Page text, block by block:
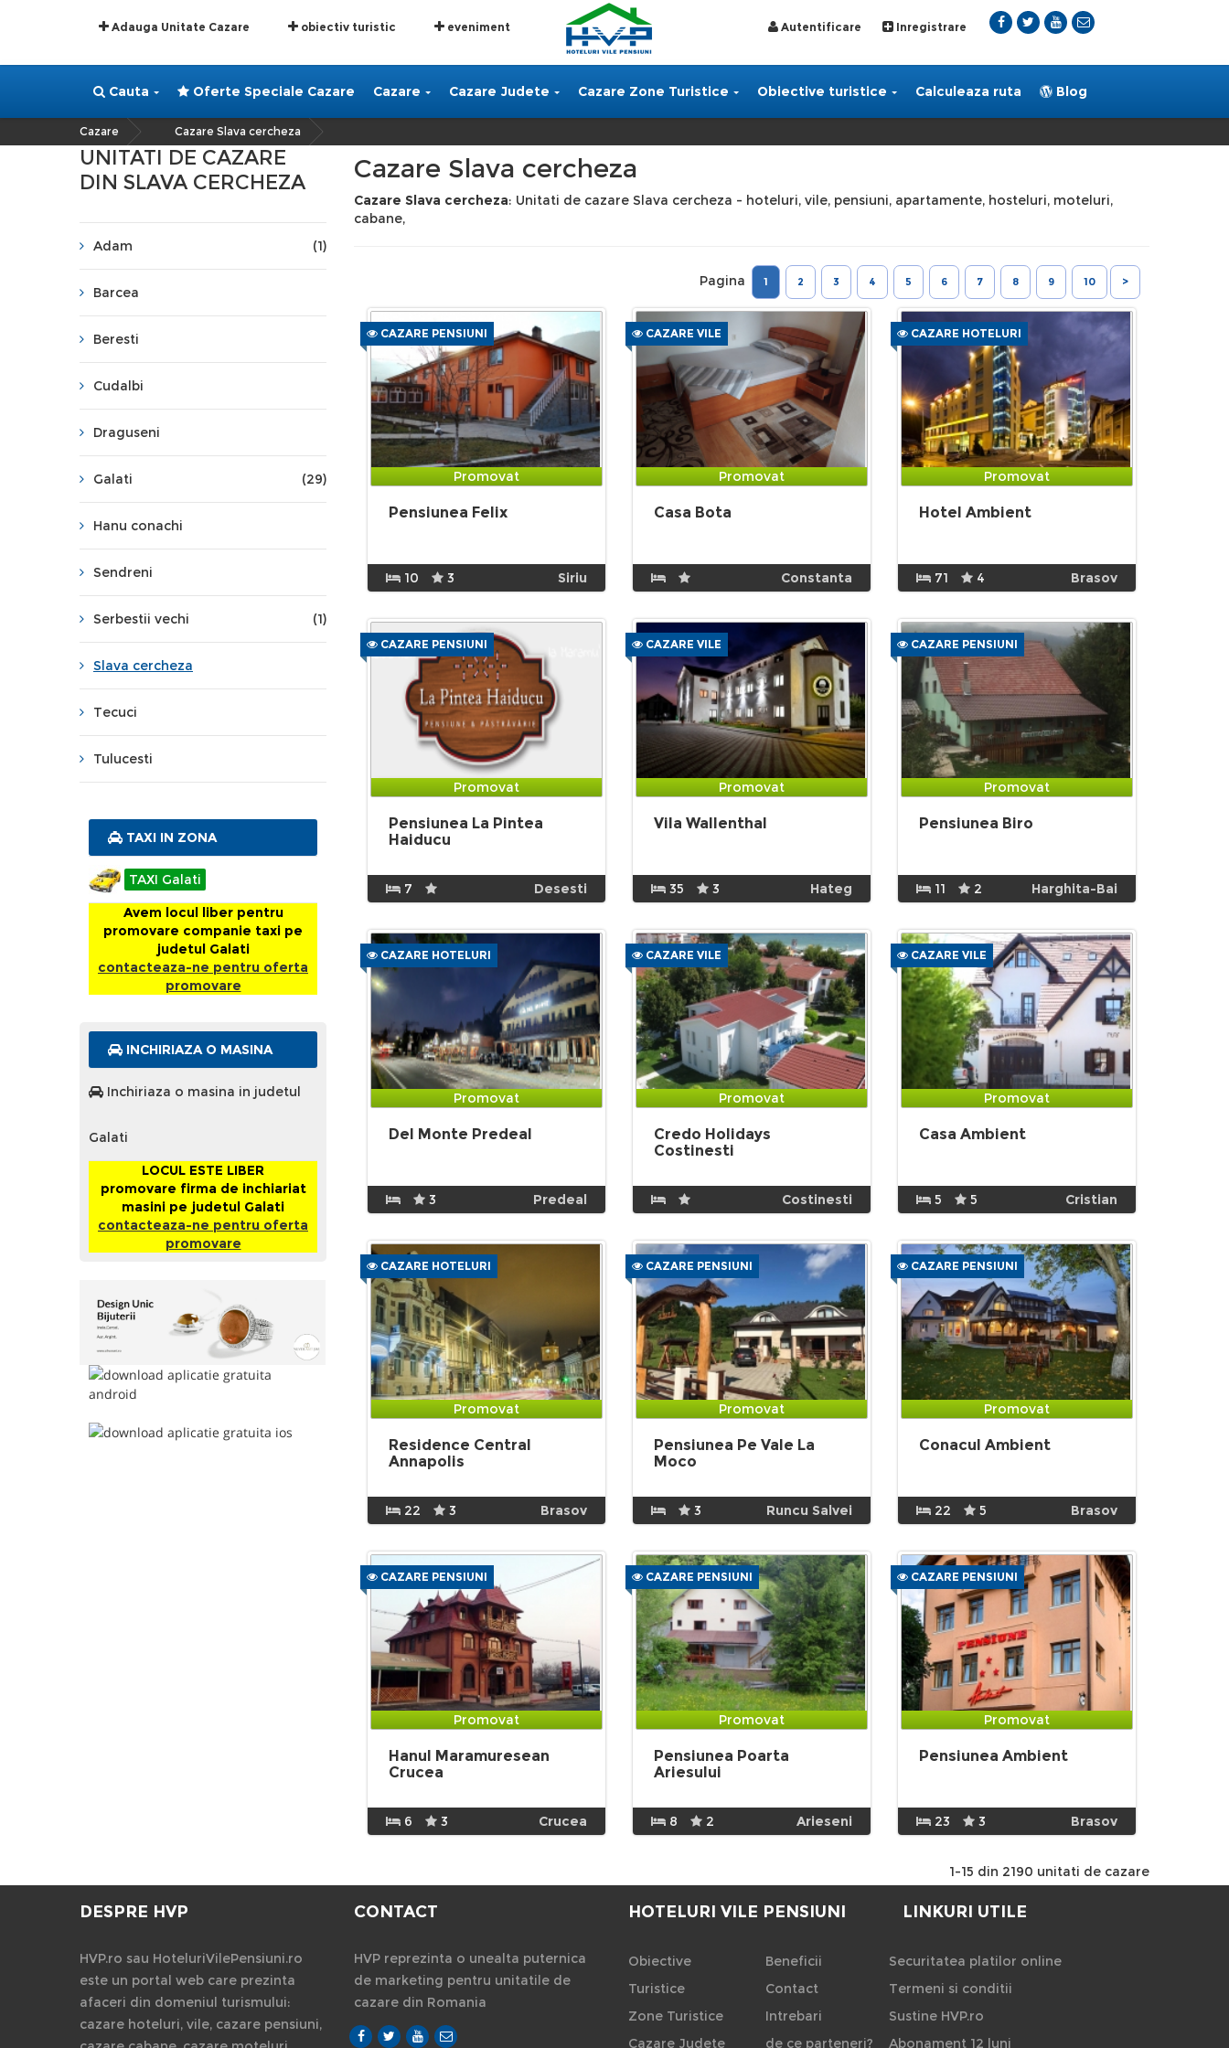
Adauga Unitate Cazare obiectiv turistic eveniment Autentificare Inregistrare
Cauta Oferte Speciale Cazare Cazare Cazare Judete Cazare Zone Turistice Obiective turistice Calculeaza ruta Blog
Cazare Cazare Slava cercheza
UNITATI DE CAZARE
DIN SLAVA CERCHEZA
Adam (1)
Barcea
Beresti
Cudalbi
Draguseni
Galati (29)
Hanu conachi
Sendreni
Serbestii vechi (1)
Slava cercheza
Tecuci
Tulucesti
TAXI IN ZONA
TAXI Galati
Avem locul liber pentru
promovare companie taxi pe
judetul Galati
contacteaza-ne pentru oferta
promovare
INCHIRIAZA O MASINA
Inchiriaza o masina in judetul
Galati
LOCUL ESTE LIBER
promovare firma de inchiariat
masini pe judetul Galati
contacteaza-ne pentru oferta
promovare
Cazare Slava cercheza
Cazare Slava cercheza: Unitati de cazare Slava cercheza - hoteluri, vile, pensiuni, apartamente, hosteluri, moteluri,
cabane,
Pagina 1 2 3 4 5 6 7 8 9 10 >
CAZARE PENSIUNI
Promovat
Pensiunea Felix
10 3 Siriu
CAZARE VILE
Promovat
Casa Bota
Constanta
CAZARE HOTELURI
Promovat
Hotel Ambient
71 4 Brasov
CAZARE PENSIUNI
Promovat
Pensiunea La Pintea
Haiducu
7 Desesti
CAZARE VILE
Promovat
Vila Wallenthal
35 3 Hateg
CAZARE PENSIUNI
Promovat
Pensiunea Biro
11 2 Harghita-Bai
CAZARE HOTELURI
Promovat
Del Monte Predeal
3 Predeal
CAZARE VILE
Promovat
Credo Holidays
Costinesti
Costinesti
CAZARE VILE
Promovat
Casa Ambient
5 5 Cristian
CAZARE HOTELURI
Promovat
Residence Central
Annapolis
22 3 Brasov
CAZARE PENSIUNI
Promovat
Pensiunea Pe Vale La
Moco
3 Runcu Salvei
CAZARE PENSIUNI
Promovat
Conacul Ambient
22 5 Brasov
CAZARE PENSIUNI
Promovat
Hanul Maramuresean
Crucea
6 3 Crucea
CAZARE PENSIUNI
Promovat
Pensiunea Poarta
Ariesului
8 2 Arieseni
CAZARE PENSIUNI
Promovat
Pensiunea Ambient
23 3 Brasov
1-15 din 2190 unitati de cazare
DESPRE HVP
HVP.ro sau HoteluriVilePensiuni.ro
este un portal web care prezinta
afaceri din domeniul turismului:
cazare hoteluri, vile, cazare pensiuni,
CONTACT
HVP reprezinta o unealta puternica
de marketing pentru unitatile de
cazare din Romania
HOTELURI VILE PENSIUNI
Obiective
Turistice
Zone Turistice
Cazare Judete
Beneficii
Contact
Intrebari
de ce parteneri?
LINKURI UTILE
Securitatea platilor online
Termeni si conditii
Sustine HVP.ro
Abonament 12 luni